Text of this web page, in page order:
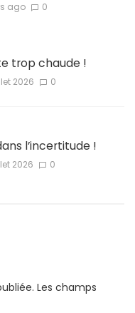
ago 0
trop chaude !
2026 0
l’incertitude !
2026 0
Les champs